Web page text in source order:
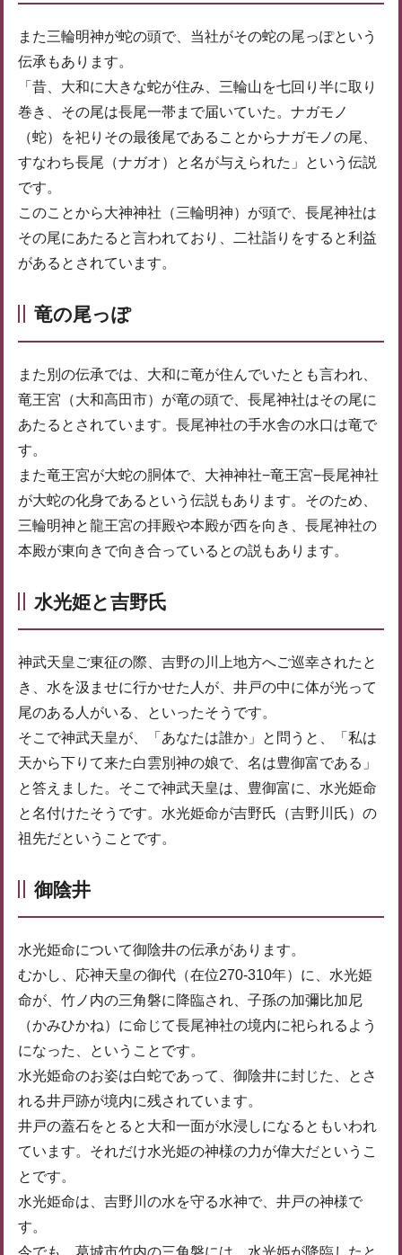
また三輪明神が蛇の頭で、当社がその蛇の尾っぽという
伝承もあります。
「昔、大和に大きな蛇が住み、三輪山を七回り半に取り
巻き、その尾は長尾一帯まで届いていた。ナガモノ
（蛇）を祀りその最後尾であることからナガモノの尾、
すなわち長尾（ナガオ）と名が与えられた」という伝説
です。
このことから大神神社（三輪明神）が頭で、長尾神社は
その尾にあたると言われており、二社詣りをすると利益
があるとされています。
竜の尾っぽ
また別の伝承では、大和に竜が住んでいたとも言われ、
竜王宮（大和高田市）が竜の頭で、長尾神社はその尾に
あたるとされています。長尾神社の手水舎の水口は竜で
す。
また竜王宮が大蛇の胴体で、大神神社−竜王宮−長尾神社
が大蛇の化身であるという伝説もあります。そのため、
三輪明神と龍王宮の拝殿や本殿が西を向き、長尾神社の
本殿が東向きで向き合っているとの説もあります。
水光姫と吉野氏
神武天皇ご東征の際、吉野の川上地方へご巡幸されたと
き、水を汲ませに行かせた人が、井戸の中に体が光って
尾のある人がいる、といったそうです。
そこで神武天皇が、「あなたは誰か」と問うと、「私は
天から下りて来た白雲別神の娘で、名は豊御富である」
と答えました。そこで神武天皇は、豊御富に、水光姫命
と名付けたそうです。水光姫命が吉野氏（吉野川氏）の
祖先だということです。
御陰井
水光姫命について御陰井の伝承があります。
むかし、応神天皇の御代（在位270-310年）に、水光姫
命が、竹ノ内の三角磐に降臨され、子孫の加彌比加尼
（かみひかね）に命じて長尾神社の境内に祀られるよう
になった、ということです。
水光姫命のお姿は白蛇であって、御陰井に封じた、とさ
れる井戸跡が境内に残されています。
井戸の蓋石をとると大和一面が水浸しになるともいわれ
ています。それだけ水光姫の神様の力が偉大だというこ
とです。
水光姫命は、吉野川の水を守る水神で、井戸の神様で
す。
今でも、葛城市竹内の三角磐には、水光姫が降臨したと